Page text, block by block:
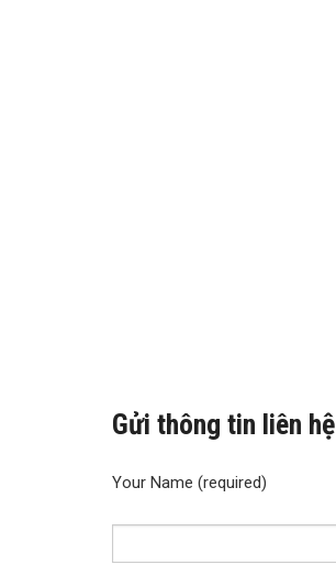
Gửi thông tin liên hệ
Your Name (required)